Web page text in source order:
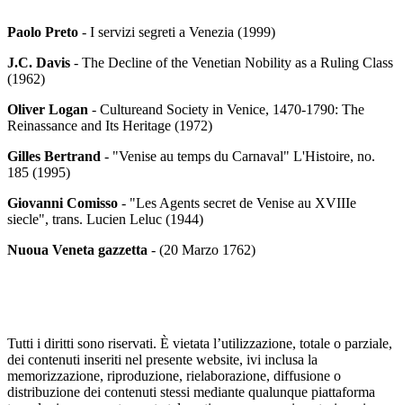
Paolo Preto - I servizi segreti a Venezia (1999)
J.C. Davis - The Decline of the Venetian Nobility as a Ruling Class
(1962)
Oliver Logan - Cultureand Society in Venice, 1470-1790: The
Reinassance and Its Heritage (1972)
Gilles Bertrand - "Venise au temps du Carnaval" L'Histoire, no.
185 (1995)
Giovanni Comisso - "Les Agents secret de Venise au XVIIIe
siecle", trans. Lucien Leluc (1944)
Nuoua Veneta gazzetta - (20 Marzo 1762)
Tutti i diritti sono riservati. È vietata l’utilizzazione, totale o parziale,
dei contenuti inseriti nel presente website, ivi inclusa la
memorizzazione, riproduzione, rielaborazione, diffusione o
distribuzione dei contenuti stessi mediante qualunque piattaforma